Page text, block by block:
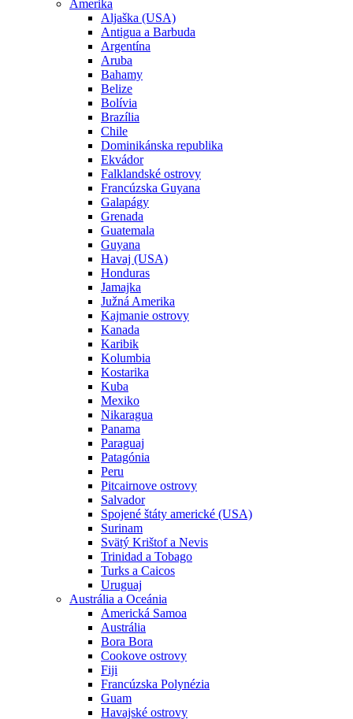
Amerika
Aljaška (USA)
Antigua a Barbuda
Argentína
Aruba
Bahamy
Belize
Bolívia
Brazília
Chile
Dominikánska republika
Ekvádor
Falklandské ostrovy
Francúzska Guyana
Galapágy
Grenada
Guatemala
Guyana
Havaj (USA)
Honduras
Jamajka
Južná Amerika
Kajmanie ostrovy
Kanada
Karibik
Kolumbia
Kostarika
Kuba
Mexiko
Nikaragua
Panama
Paraguaj
Patagónia
Peru
Pitcairnove ostrovy
Salvador
Spojené štáty americké (USA)
Surinam
Svätý Krištof a Nevis
Trinidad a Tobago
Turks a Caicos
Uruguaj
Austrália a Oceánia
Americká Samoa
Austrália
Bora Bora
Cookove ostrovy
Fiji
Francúzska Polynézia
Guam
Havajské ostrovy